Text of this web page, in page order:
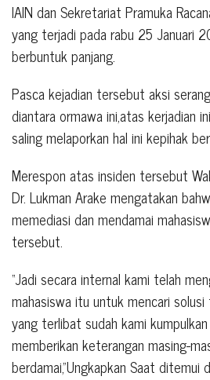
IAIN dan Sekretariat Pramuka
yang terjadi pada rabu 25 Januari
berbuntuk panjang.
Pasca kejadian tersebut aksi
diantara ormawa ini,atas kerjadian
saling melaporkan hal ini kepihak
Merespon atas insiden tersebut
Dr. Lukman Arake mengatakan
memediasi dan mendamai
tersebut.
“Jadi secara internal kami telah
mahasiswa itu untuk mencari
yang terlibat sudah kami
memberikan keterangan masing-
berdamai,”Ungkapkan Saat ditemui